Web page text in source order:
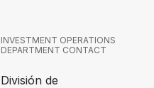
INVESTMENT OPERATIONS
DEPARTMENT CONTACT
División de